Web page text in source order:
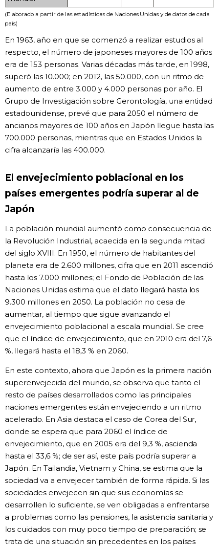
(Elaborado a partir de las estadísticas de Naciones Unidas y de datos de cada
país)
En 1963, año en que se comenzó a realizar estudios al
respecto, el número de japoneses mayores de 100 años
era de 153 personas. Varias décadas más tarde, en 1998,
superó las 10.000; en 2012, las 50.000, con un ritmo de
aumento de entre 3.000 y 4.000 personas por año. El
Grupo de Investigación sobre Gerontología, una entidad
estadounidense, prevé que para 2050 el número de
ancianos mayores de 100 años en Japón llegue hasta las
700.000 personas, mientras que en Estados Unidos la
cifra alcanzaría las 400.000.
El envejecimiento poblacional en los
países emergentes podría superar al de
Japón
La población mundial aumentó como consecuencia de
la Revolución Industrial, acaecida en la segunda mitad
del siglo XVIII. En 1950, el número de habitantes del
planeta era de 2.600 millones, cifra que en 2011 ascendió
hasta los 7.000 millones; el Fondo de Población de las
Naciones Unidas estima que el dato llegará hasta los
9.300 millones en 2050. La población no cesa de
aumentar, al tiempo que sigue avanzando el
envejecimiento poblacional a escala mundial. Se cree
que el índice de envejecimiento, que en 2010 era del 7,6
%, llegará hasta el 18,3 % en 2060.
En este contexto, ahora que Japón es la primera nación
superenvejecida del mundo, se observa que tanto el
resto de países desarrollados como las principales
naciones emergentes están envejeciendo a un ritmo
acelerado. En Asia destaca el caso de Corea del Sur,
donde se espera que para 2060 el índice de
envejecimiento, que en 2005 era del 9,3 %, ascienda
hasta el 33,6 %; de ser así, este país podría superar a
Japón. En Tailandia, Vietnam y China, se estima que la
sociedad va a envejecer también de forma rápida. Si las
sociedades envejecen sin que sus economías se
desarrollen lo suficiente, se ven obligadas a enfrentarse
a problemas como las pensiones, la asistencia sanitaria y
los cuidados con muy poco tiempo de preparación; se
trata de una situación sin precedentes en los países